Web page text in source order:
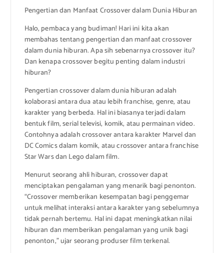
Pengertian dan Manfaat Crossover dalam Dunia Hiburan
Halo, pembaca yang budiman! Hari ini kita akan
membahas tentang pengertian dan manfaat crossover
dalam dunia hiburan. Apa sih sebenarnya crossover itu?
Dan kenapa crossover begitu penting dalam industri
hiburan?
Pengertian crossover dalam dunia hiburan adalah
kolaborasi antara dua atau lebih franchise, genre, atau
karakter yang berbeda. Hal ini biasanya terjadi dalam
bentuk film, serial televisi, komik, atau permainan video.
Contohnya adalah crossover antara karakter Marvel dan
DC Comics dalam komik, atau crossover antara franchise
Star Wars dan Lego dalam film.
Menurut seorang ahli hiburan, crossover dapat
menciptakan pengalaman yang menarik bagi penonton.
“Crossover memberikan kesempatan bagi penggemar
untuk melihat interaksi antara karakter yang sebelumnya
tidak pernah bertemu. Hal ini dapat meningkatkan nilai
hiburan dan memberikan pengalaman yang unik bagi
penonton,” ujar seorang produser film terkenal.